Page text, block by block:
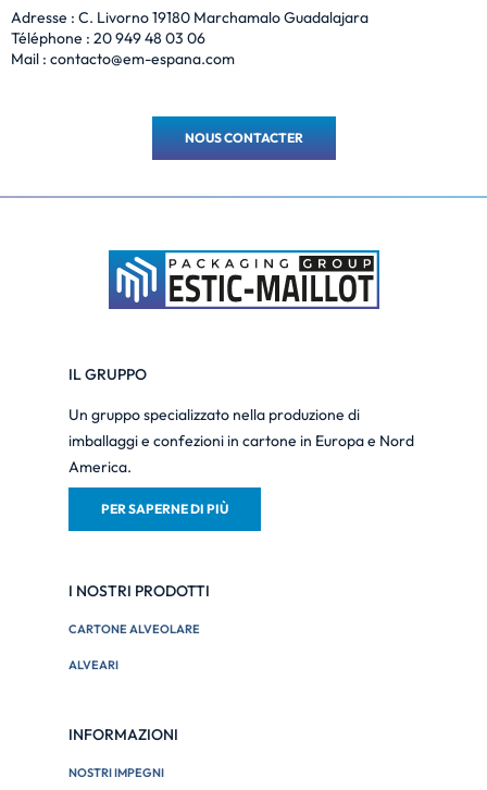
Adresse : C. Livorno19180 MarchamaloGuadalajara
Téléphone : 20 949 48 03 06
Mail : contacto@em-espana.com
NOUS CONTACTER
IL GRUPPO
Un gruppo specializzato nella produzione di
imballaggi e confezioni in cartone in Europa e Nord
America.
PER SAPERNE DI PIÙ
I NOSTRI PRODOTTI
CARTONE ALVEOLARE
ALVEARI
INFORMAZIONI
NOSTRI IMPEGNI